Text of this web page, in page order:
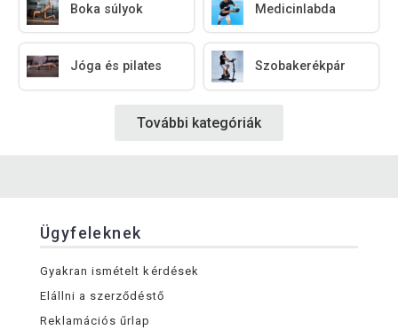
Boka súlyok Medicinlabda
Jóga és pilates Szobakerékpár
További kategóriák
Ügyfeleknek
Gyakran ismételt kérdések
Elállni a szerződéstő
Reklamációs űrlap